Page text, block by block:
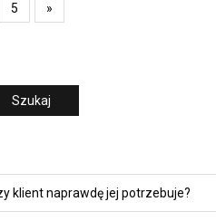
5 »
klient naprawdę jej potrzebuje?